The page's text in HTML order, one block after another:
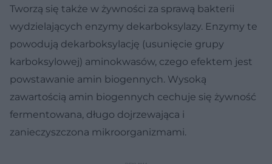
Tworzą się także w żywności za sprawą bakterii
wydzielających enzymy dekarboksylazy. Enzymy te
powodują dekarboksylację (usunięcie grupy
karboksylowej) aminokwasów, czego efektem jest
powstawanie amin biogennych. Wysoką
zawartością amin biogennych cechuje się żywność
fermentowana, długo dojrzewająca i
zanieczyszczona mikroorganizmami.